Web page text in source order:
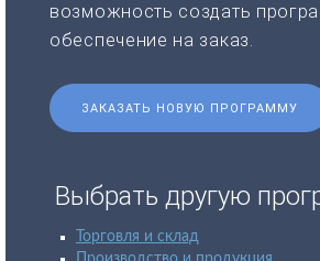
возможность создать
обеспечение на заказ.
ЗАКАЗАТЬ НОВУЮ ПРОГРАММУ
Выбрать другую
Торговля и склад